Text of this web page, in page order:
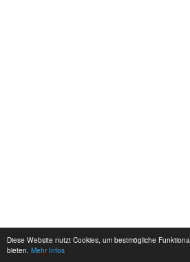
Diese Website nutzt Cookies, um bestmögliche
bieten. Mehr Infos